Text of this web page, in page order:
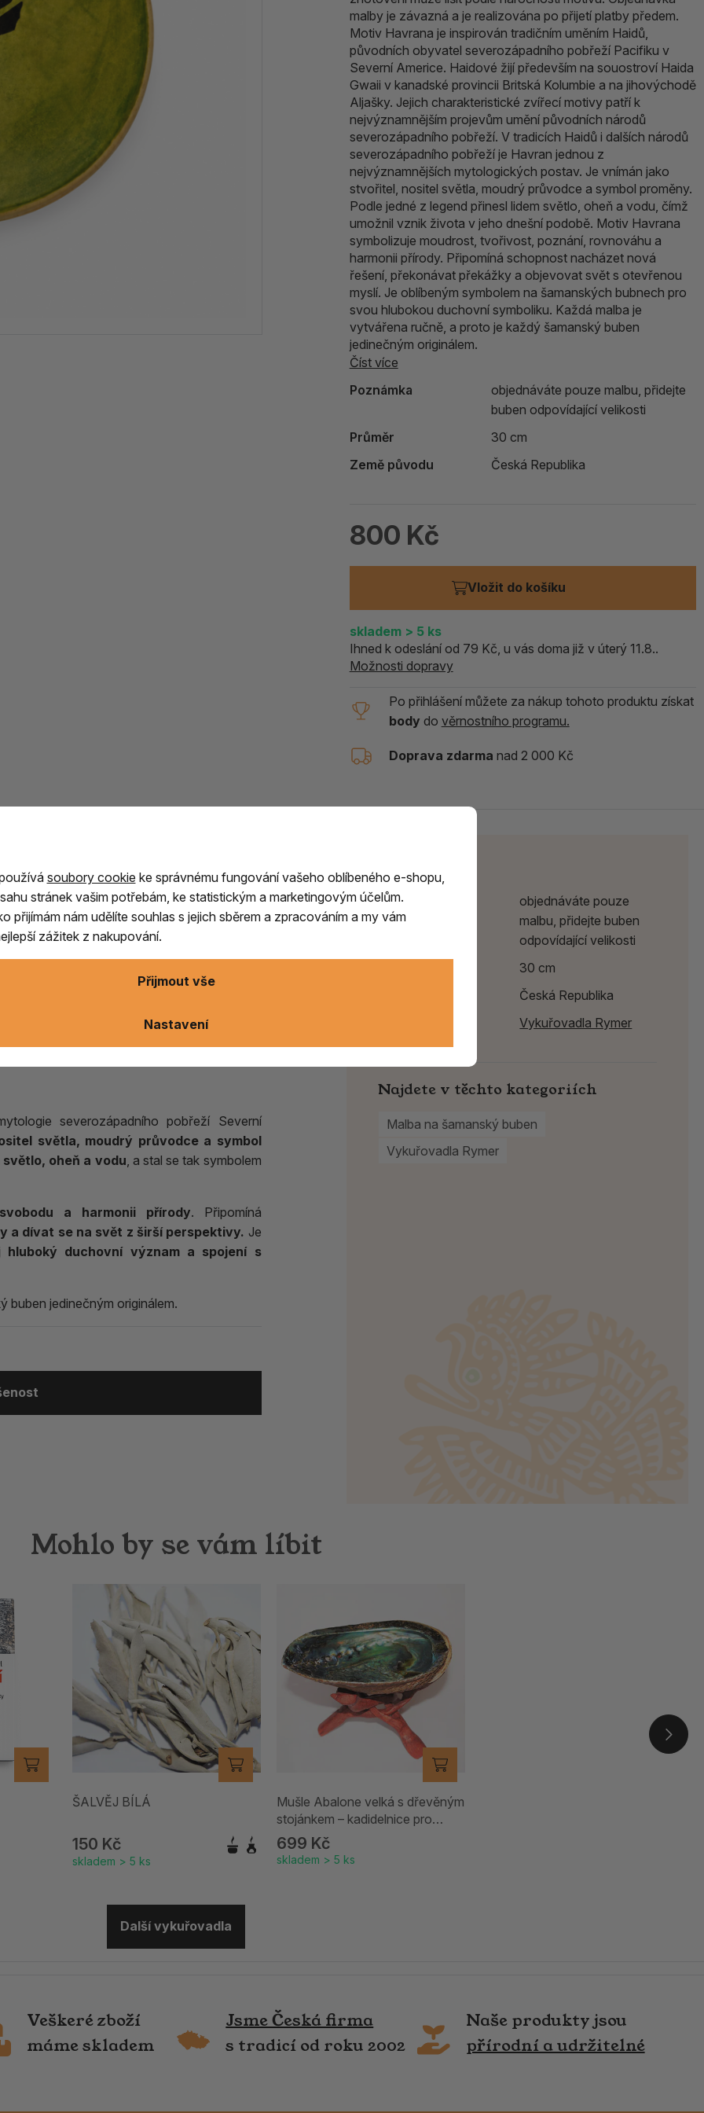
ALOE PRAVÁ (Aloe vera)
119 Kč
skladem > 5 ks
malby je závazná a je realizována po přijetí platby předem.
Motiv Havrana je inspirován tradičním uměním Haidů,
původních obyvatel severozápadního pobřeží Pacifiku v
Severní Americe. Haidové žijí především na souostroví Haida
Gwaii v kanadské provincii Britská Kolumbie a na jihovýchodě
Aljašky. Jejich charakteristické zvířecí motivy patří k
nejvýznamnějším projevům umění původních národů
severozápadního pobřeží. V tradicích Haidů i dalších národů
severozápadního pobřeží je Havran jednou z
nejvýznamnějších mytologických postav. Je vnímán jako
stvořitel, nositel světla, moudrý průvodce a symbol proměny.
Podle jedné z legend přinesl lidem světlo, oheň a vodu, čímž
umožnil vznik života v jeho dnešní podobě. Motiv Havrana
symbolizuje moudrost, tvořivost, poznání, rovnováhu a
harmonii přírody. Připomíná schopnost nacházet nová
řešení, překonávat překážky a objevovat svět s otevřenou
myslí. Je oblíbeným symbolem na šamanských bubnech pro
svou hlubokou duchovní symboliku. Každá malba je
vytvářena ručně, a proto je každý šamanský buben
jedinečným originálem.
Číst více
Poznámka
objednáváte pouze malbu, přidejte
buben odpovídající velikosti
Průměr
30 cm
Země původu
Česká Republika
800 Kč
Vložit do košíku
skladem> 5 ks
Ihned k odeslání od 79 Kč, u vás doma již v úterý 11.8..
Možnosti dopravy
Po přihlášení můžete za nákup tohoto produktu získat
body do věrnostního programu.
Doprava zdarma nad 2 000 Kč
30 cm - Havran
. K malbě je třeba přidat také
Malujeme výhradně na
cca do 7 pracovních dní.
platby předem
severozápadního pobřeží Severní
světla, moudrý průvodce a symbol
světlo, oheň a vodu , a stal se tak symbolem
a harmonii přírody. Připomíná
a dívat se na svět z širší perspektivy. Je
hluboký duchovní význam a spojení s
buben jedinečným originálem.
Parametry
Poznámka
objednáváte pouze
malbu, přidejte buben
odpovídající velikosti
30 cm
Česká Republika
Vykuřovadla Rymer
Najdete v těchto kategoriích
Malba na šamanský buben
Vykuřovadla Rymer
Mohlo by se vám líbit
ŠALVĚJ BÍLÁ
150 Kč
skladem > 5 ks
Mušle Abalone velká s dřevěným
stojánkem – kadidelnice pro
vykuřování
699 Kč
skladem > 5 ks
Další vykuřovadla
Veškeré zboží
máme skladem
Jsme Česká firma
s tradicí od roku 2002
Naše produkty jsou
přírodní a udržitelné
soubory cookie ke správnému fungování vašeho oblíbeného e-shopu,
stránek vašim potřebám, ke statistickým a marketingovým účelům.
přijímám nám udělíte souhlas s jejich sběrem a zpracováním a my vám
zážitek z nakupování.
Nastavení
Přijmout vše